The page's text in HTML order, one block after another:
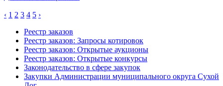
‹ 1 2 3 4 5 ›
Реестр заказов
Реестр заказов: Запросы котировок
Реестр заказов: Открытые аукционы
Реестр заказов: Открытые конкурсы
Законодательство в сфере закупок
Закупки Администрации муниципального округа Сухой